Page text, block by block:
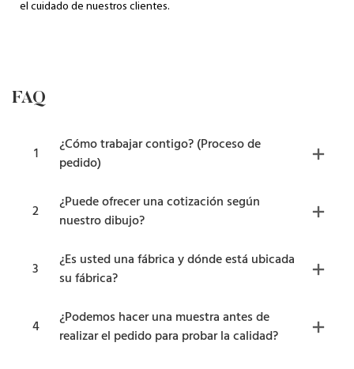
el cuidado de nuestros clientes.
FAQ
1
¿Cómo trabajar contigo? (Proceso de
pedido)
2
¿Puede ofrecer una cotización según
nuestro dibujo?
3
¿Es usted una fábrica y dónde está ubicada
su fábrica?
4
¿Podemos hacer una muestra antes de
realizar el pedido para probar la calidad?